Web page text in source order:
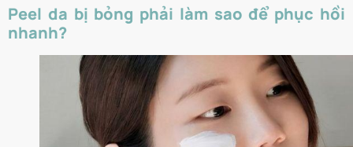
Peel da bị bỏng phải làm sao để phục hồi
nhanh?